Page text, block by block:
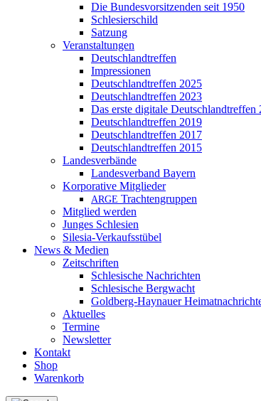
Die Bundesvorsitzenden seit 1950
Schlesierschild
Satzung
Veranstaltungen
Deutschlandtreffen
Impressionen
Deutschlandtreffen 2025
Deutschlandtreffen 2023
Das erste digitale Deutschlandtreffen
Deutschlandtreffen 2019
Deutschlandtreffen 2017
Deutschlandtreffen 2015
Landesverbände
Landesverband Bayern
Korporative Mitglieder
ARGE Trachtengruppen
Mitglied werden
Junges Schlesien
Silesia-Verkaufsstübel
News & Medien
Zeitschriften
Schlesische Nachrichten
Schlesische Bergwacht
Goldberg-Haynauer
Aktuelles
Termine
Newsletter
Kontakt
Shop
Warenkorb